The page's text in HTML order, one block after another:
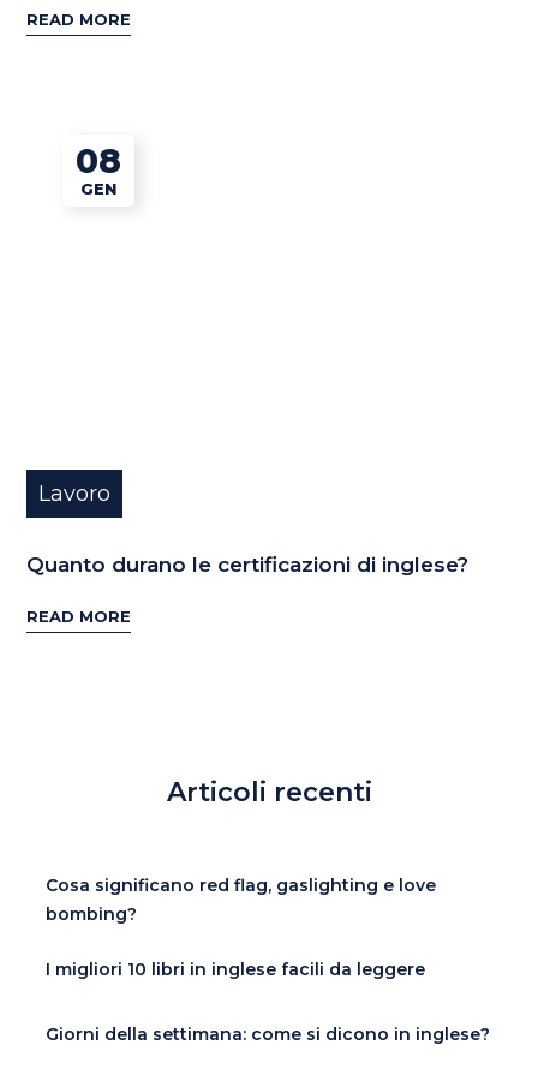
READ MORE
08
GEN
Lavoro
Quanto durano le certificazioni di inglese?
READ MORE
Articoli recenti
Cosa significano red flag, gaslighting e love
bombing?
I migliori 10 libri in inglese facili da leggere
Giorni della settimana: come si dicono in inglese?